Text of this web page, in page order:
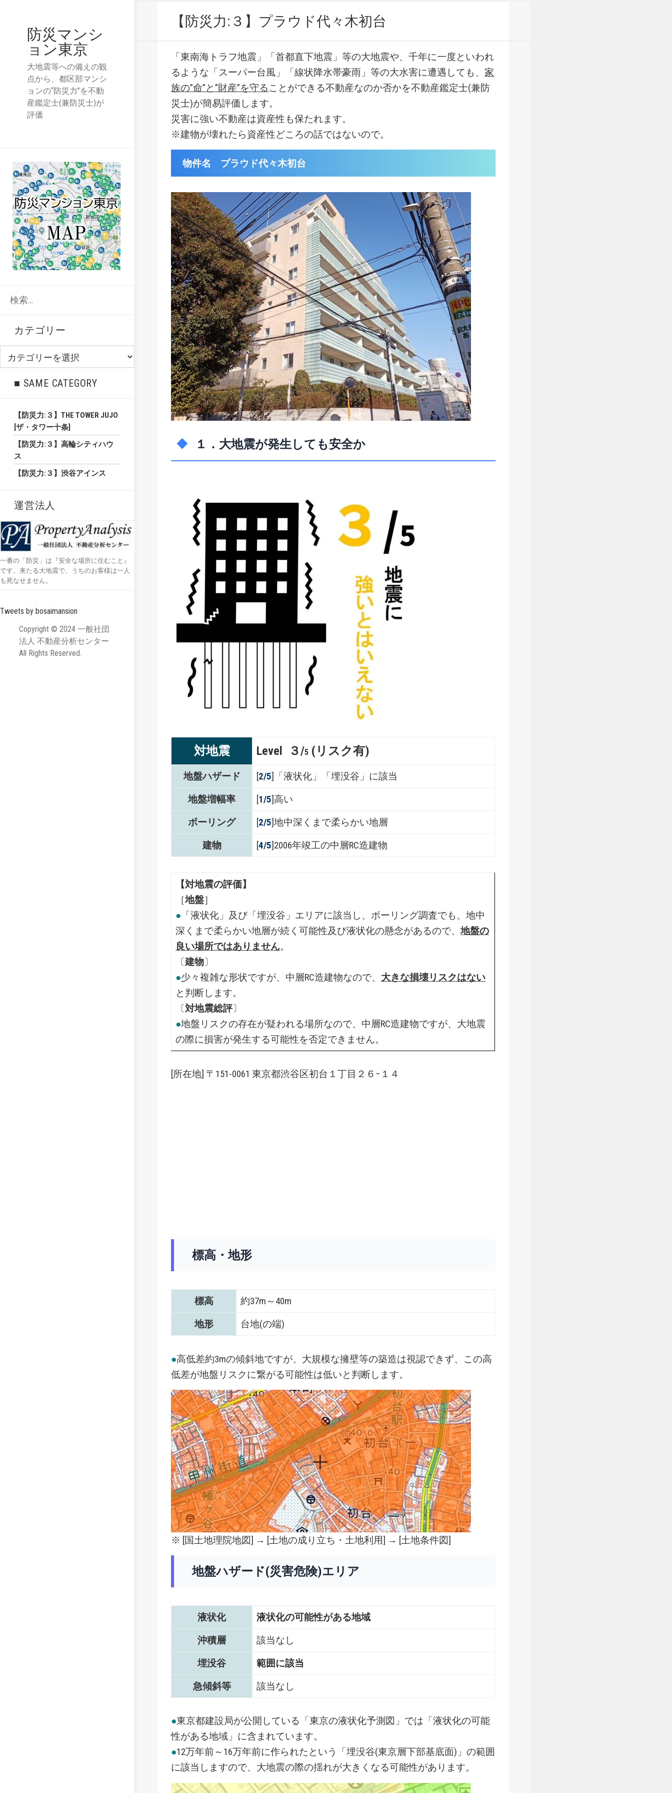
防災マンシ
ョン東京
大地震等への備えの観
点から、都区部マンシ
ョンの“防災力”を不動
産鑑定士(兼防災士)が
評価
カテゴリー
■ SAME CATEGORY
【防災力:３】THE TOWER JUJO
[ザ・タワー十条]
【防災力:３】高輪シティハウ
ス
【防災力:３】渋谷アインス
運営法人
一番の「防災」は『安全な場所に住むこと』
です。来たる大地震で、うちのお客様は一人
も死なせません。
Tweets by bosaimansion
Copyright © 2024 一般社団
法人 不動産分析センター
All Rights Reserved.
【防災力:３】プラウド代々木初台
「東南海トラフ地震」「首都直下地震」等の大地震や、千年に一度といわれ
るような「スーパー台風」「線状降水帯豪雨」等の大水害に遭遇しても、 家
族の”命”と”財産”を守ることができる不動産なのか否かを不動産鑑定士(兼防
災士)が簡易評価します。
災害に強い不動産は資産性も保たれます。
※建物が壊れたら資産性どころの話ではないので。
物件名 プラウド代々木初台
１．大地震が発生しても安全か
対地震 Level ３/5 (リスク有)
地盤ハザード [2/5]「液状化」「埋没谷」に該当
地盤増幅率
[1/5]高い
ボーリング
[2/5]地中深くまで柔らかい地層
建物
[4/5]2006年竣工の中層RC造建物
【対地震の評価】
［地盤］
● 「液状化」及び「埋没谷」エリアに該当し、ボーリング調査でも、地中
深くまで柔らかい地層が続く可能性及び液状化の懸念があるので、地盤の
良い場所ではありません。
〔建物〕
●少々複雑な形状ですが、中層RC造建物なので、 大きな損壊リスクはない
と判断します。
〔対地震総評〕
●地盤リスクの存在が疑われる場所なので、中層RC造建物ですが、大地震
の際に損害が発生する可能性を否定できません。
[所在地] 〒151-0061 東京都渋谷区初台１丁目２６−１４
標高・地形
標高
約37m～40m
地形
台地(の端)
●高低差約3mの傾斜地ですが、大規模な擁壁等の築造は視認できず、この高
低差が地盤リスクに繋がる可能性は低いと判断します。
※ [国土地理院地図] → [土地の成り立ち・土地利用] → [土地条件図]
地盤ハザード(災害危険)エリア
液状化
液状化の可能性がある地域
沖積層
該当なし
埋没谷
範囲に該当
急傾斜等
該当なし
●東京都建設局が公開している「東京の液状化予測図」では「液状化の可能
性がある地域」に含まれています。
●12万年前～16万年前に作られたという「埋没谷(東京層下部基底面)」の範囲
に該当しますので、大地震の際の揺れが大きくなる可能性があります。